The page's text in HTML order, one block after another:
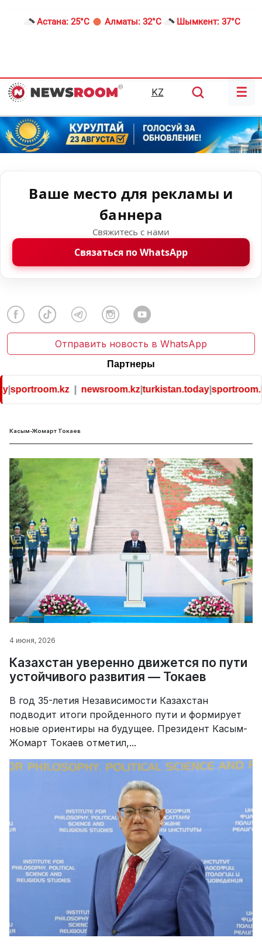
Астана: 25°C Алматы: 32°C Шымкент: 37°C
KZ ☰
Ваше место для рекламы и
баннера
Свяжитесь с нами
Связаться по WhatsApp
Отправить новость в WhatsApp
Партнеры
|newsroom.kz|turkistan.today|sportroom.kz
Касым-Жомарт Токаев
4 июня, 2026
Казахстан уверенно движется по пути
устойчивого развития — Токаев
В год 35-летия Независимости Казахстан
подводит итоги пройденного пути и формирует
новые ориентиры на будущее. Президент Касым-
Жомарт Токаев отметил,...